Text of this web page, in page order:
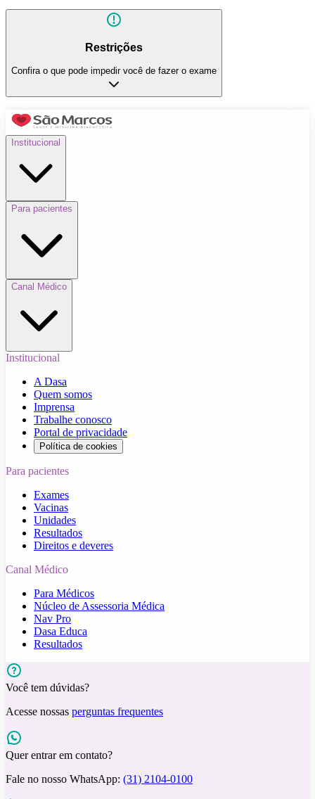
Restrições
Confira o que pode impedir você de fazer o exame
Institucional
Para pacientes
Canal Médico
Institucional
A Dasa
Quem somos
Imprensa
Trabalhe conosco
Portal de privacidade
Política de cookies
Para pacientes
Exames
Vacinas
Unidades
Resultados
Direitos e deveres
Canal Médico
Para Médicos
Núcleo de Assessoria Médica
Nav Pro
Dasa Educa
Resultados
Você tem dúvidas?
Acesse nossas perguntas frequentes
Quer entrar em contato?
Fale no nosso WhatsApp: (31) 2104-0100